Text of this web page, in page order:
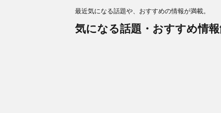
最近気になる話題や、おすすめの情報が満載。
気になる話題・おすすめ情